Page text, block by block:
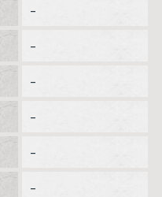
–
–
–
–
–
–